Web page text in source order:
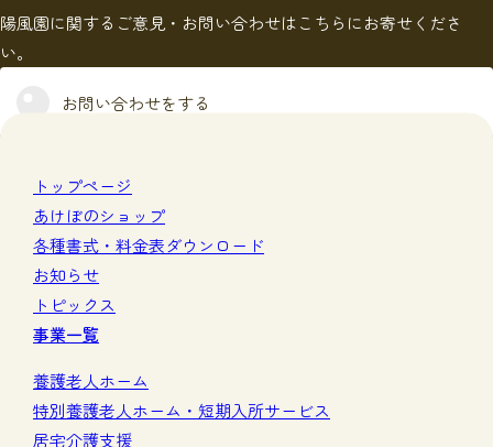
陽風園に関するご意見・お問い合わせはこちらにお寄せくださ
い。
お問い合わせをする
トップページ
あけぼのショップ
各種書式・料金表ダウンロード
お知らせ
トピックス
事業一覧
養護老人ホーム
特別養護老人ホーム・短期入所サービス
居宅介護支援